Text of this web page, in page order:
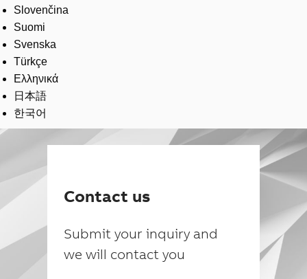
Slovenčina
Suomi
Svenska
Türkçe
Ελληνικά
日本語
한국어
Contact us
Submit your inquiry and
we will contact you